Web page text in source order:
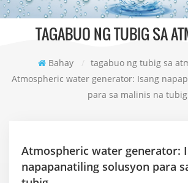
TAGABUO NG TUBIG SA
Bahay / tagabuo ng tubig sa
Atmospheric water generator: Isang
para sa malinis na tubig
Atmospheric water generator:
napapanatiling solusyon para